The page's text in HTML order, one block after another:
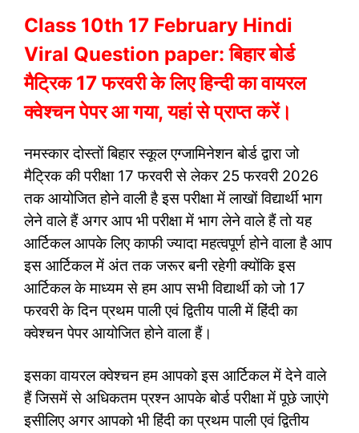
Class 10th 17 February Hindi
Viral Question paper: बिहार बोर्ड
मैट्रिक 17 फरवरी के लिए हिन्दी का वायरल
क्वेश्चन पेपर आ गया, यहां से प्राप्त करें।
नमस्कार दोस्तों बिहार स्कूल एग्जामिनेशन बोर्ड द्वारा जो
मैट्रिक की परीक्षा 17 फरवरी से लेकर 25 फरवरी 2026
तक आयोजित होने वाली है इस परीक्षा में लाखों विद्यार्थी भाग
लेने वाले हैं अगर आप भी परीक्षा में भाग लेने वाले हैं तो यह
आर्टिकल आपके लिए काफी ज्यादा महत्वपूर्ण होने वाला है आप
इस आर्टिकल में अंत तक जरूर बनी रहेगी क्योंकि इस
आर्टिकल के माध्यम से हम आप सभी विद्यार्थी को जो 17
फरवरी के दिन प्रथम पाली एवं द्वितीय पाली में हिंदी का
क्वेश्चन पेपर आयोजित होने वाला हैं।
इसका वायरल क्वेश्चन हम आपको इस आर्टिकल में देने वाले
हैं जिसमें से अधिकतम प्रश्न आपके बोर्ड परीक्षा में पूछे जाएंगे
इसीलिए अगर आपको भी हिंदी का प्रथम पाली एवं द्वितीय